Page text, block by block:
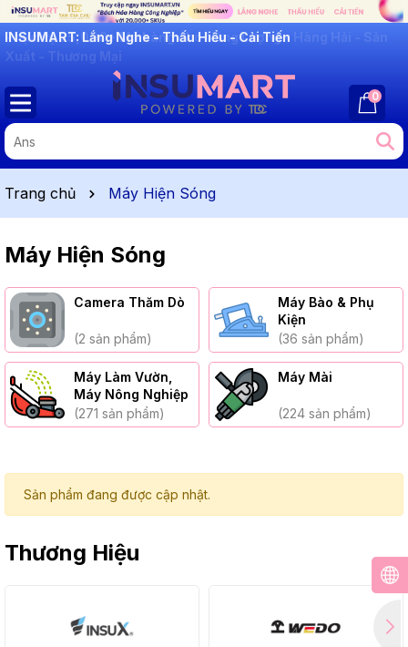
INSUMART: Lắng Nghe - Thấu Hiểu - Cải Tiến
0
Trang chủ Máy Hiện Sóng
Máy Hiện Sóng
Camera Thăm Dò
(2 sản phẩm)
Máy Bào & Phụ
Kiện
(36 sản phẩm)
Máy Làm Vườn,
Máy Nông Nghiệp
(271 sản phẩm)
Máy Mài
(224 sản phẩm)
Sản phẩm đang được cập nhật.
Thương Hiệu